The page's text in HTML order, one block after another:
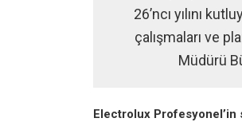
26’ncı yılını
çalışmaları ve
Müdürü
Electrolux Profesyonel’in